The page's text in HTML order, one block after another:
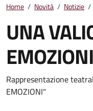
Home / Novità / Notizie /
UNA
EMOZIONI
Dettagli
Rappresentazione
EMOZIONI"